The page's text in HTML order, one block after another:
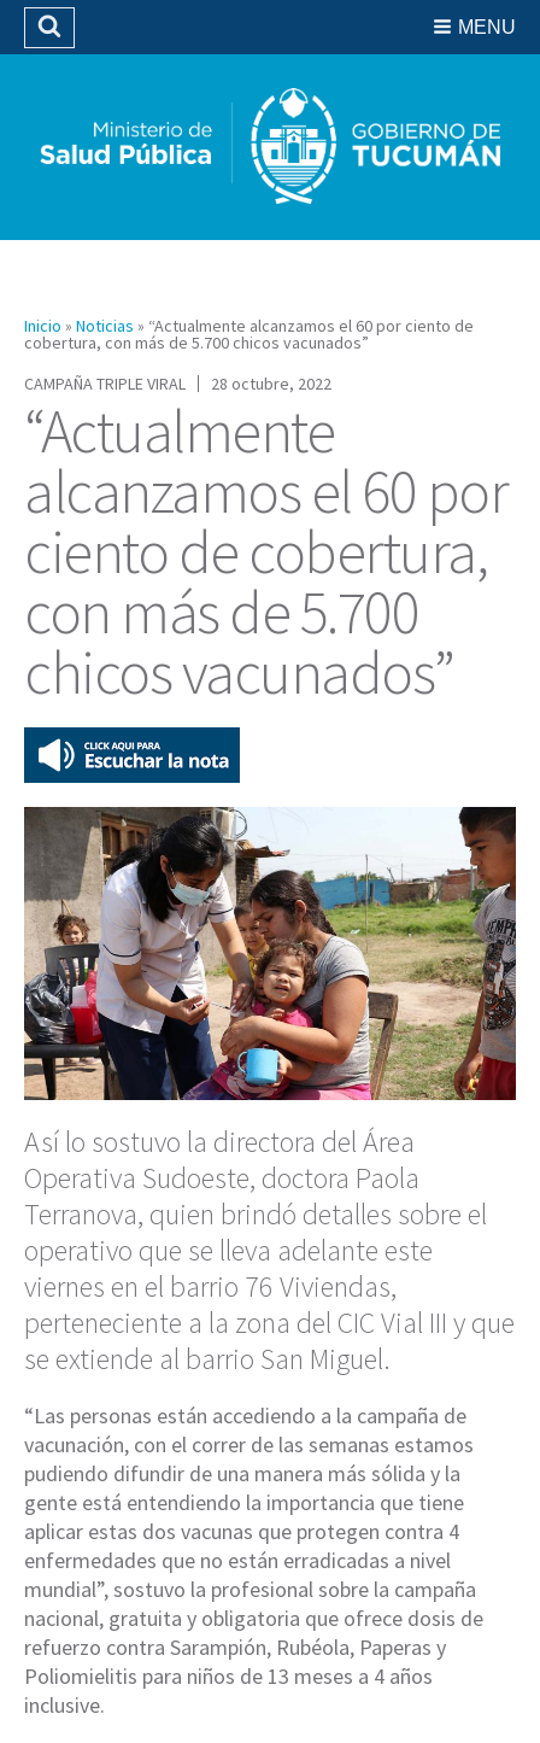
Biblioteca
MENU
Buscar
Inicio » Noticias » “Actualmente alcanzamos el 60 por ciento de
cobertura, con más de 5.700 chicos vacunados”
CAMPAÑA TRIPLE VIRAL
28 octubre, 2022
“Actualmente
alcanzamos el 60 por
ciento de cobertura,
con más de 5.700
chicos vacunados”
Así lo sostuvo la directora del Área
Operativa Sudoeste, doctora Paola
Terranova, quien brindó detalles sobre el
operativo que se lleva adelante este
viernes en el barrio 76 Viviendas,
perteneciente a la zona del CIC Vial III y que
se extiende al barrio San Miguel.
“Las personas están accediendo a la campaña de
vacunación, con el correr de las semanas estamos
pudiendo difundir de una manera más sólida y la
gente está entendiendo la importancia que tiene
aplicar estas dos vacunas que protegen contra 4
enfermedades que no están erradicadas a nivel
mundial”, sostuvo la profesional sobre la campaña
nacional, gratuita y obligatoria que ofrece dosis de
refuerzo contra Sarampión, Rubéola, Paperas y
Poliomielitis para niños de 13 meses a 4 años
inclusive.